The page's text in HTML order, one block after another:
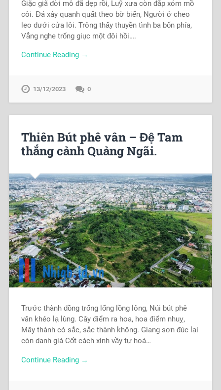
Giặc giã đời mô đã dẹp rồi, Luỹ xưa còn đắp xóm mồ
côi. Đá xây quanh quất theo bờ biển, Người ở cheo
leo dưới cửa lôi. Trông thấy thuyền tình ba bốn phía,
Vẳng nghe trống giục một đôi hồi….
Continue Reading →
13/12/2023 0
Thiên Bút phê vân – Đệ Tam
thắng cảnh Quảng Ngãi.
Trước thành đồng trống lổng lồng lông, Núi bút phê
vân khéo lạ lùng. Cây điểm ra hoa, hoa điểm nhuỵ,
Mây thành có sắc, sắc thành không. Giang sơn đúc lại
còn danh giá Cốt cách xinh vầy tự hoá…
Continue Reading →